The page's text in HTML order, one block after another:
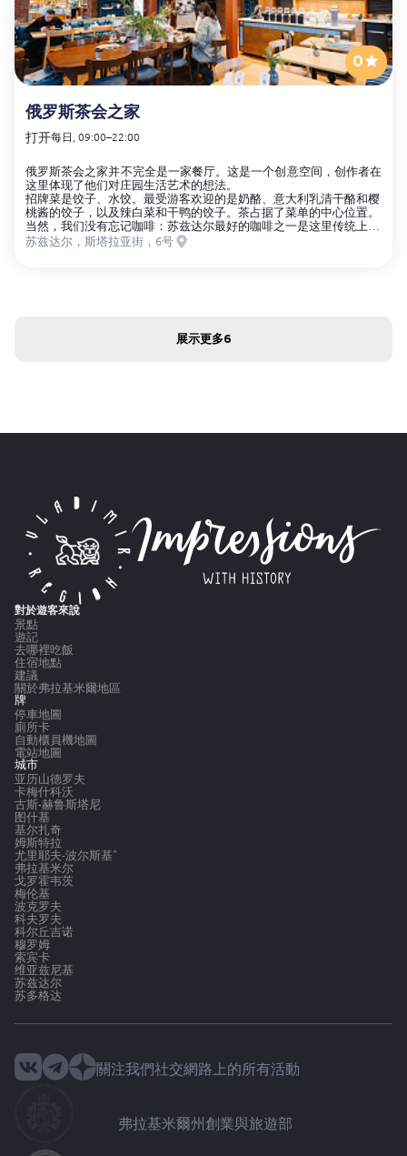
俄罗斯茶会之家
打开每日, 09:00–22:00
0
俄罗斯茶会之家并不完全是一家餐厅。这是一个创意空间，创作者在
这里体现了他们对庄园生活艺术的想法。
招牌菜是饺子、水饺。最受游客欢迎的是奶酪、意大利乳清干酪和樱
桃酱的饺子，以及辣白菜和干鸭的饺子。茶占据了菜单的中心位置。
当然，我们没有忘记咖啡：苏兹达尔最好的咖啡之一是这里传统上制
作的。
苏兹达尔，斯塔拉亚街，6号
展示更多6
對於遊客來說
景點
遊記
去哪裡吃飯
住宿地點
建議
關於弗拉基米爾地區
牌
停車地圖
廁所卡
自動櫃員機地圖
電站地圖
城市
亚历山德罗夫
卡梅什科沃
古斯-赫鲁斯塔尼
图什基
基尔扎奇
姆斯特拉
尤里耶夫-波尔斯基"
弗拉基米尔
戈罗霍韦茨
梅伦基
波克罗夫
科夫罗夫
科尔丘吉诺
穆罗姆
索宾卡
维亚兹尼基
苏兹达尔
苏多格达
弗拉基米爾州創業與旅遊部
關注我們社交網路上的所有活動